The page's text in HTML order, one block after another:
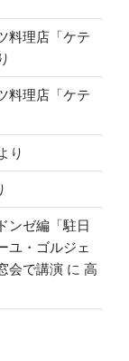
料理店「ケテ
料理店「ケテ
り
ンゼ編「駐日
ユ・ゴルジェ
会で講演 に 高